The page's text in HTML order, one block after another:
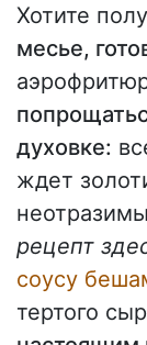
Хотите
месье,
духовке:
ждет
рецепт
соусу
тертого